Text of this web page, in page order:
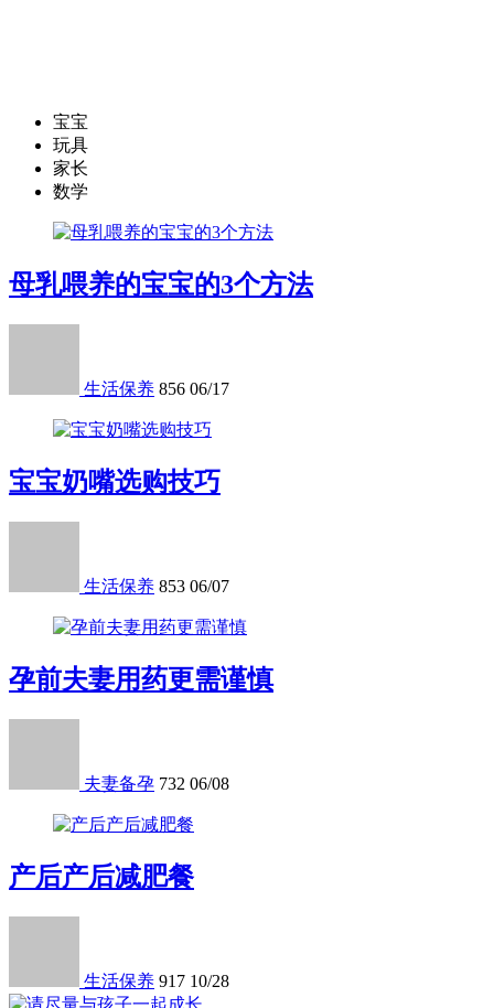
宝宝
玩具
家长
数学
母乳喂养的宝宝的3个方法
生活保养 856 06/17
宝宝奶嘴选购技巧
生活保养 853 06/07
孕前夫妻用药更需谨慎
夫妻备孕 732 06/08
产后产后减肥餐
生活保养 917 10/28